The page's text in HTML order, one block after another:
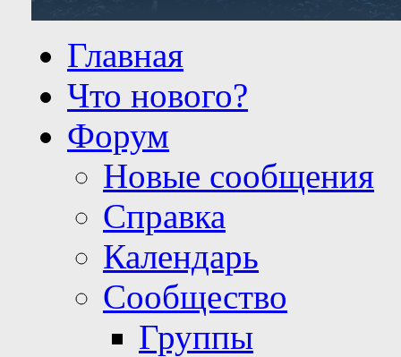
Главная
Что нового?
Форум
Новые сообщения
Справка
Календарь
Сообщество
Группы